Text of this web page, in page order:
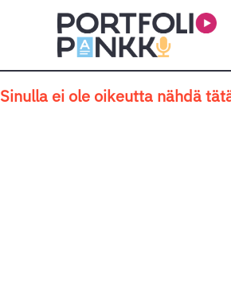
Siirry sisältöön
Sinulla ei ole oikeutta nähdä